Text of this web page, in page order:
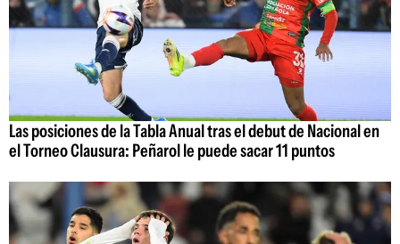
Las posiciones de la Tabla Anual tras el debut de Nacional en
el Torneo Clausura: Peñarol le puede sacar 11 puntos